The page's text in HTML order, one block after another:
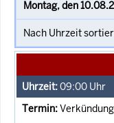
09:00 Uhr